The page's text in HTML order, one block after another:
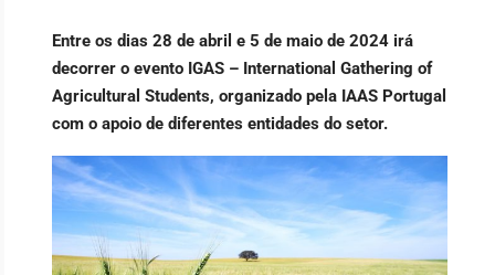
Entre os dias 28 de abril e 5 de maio de 2024 irá
decorrer o evento IGAS – International Gathering of
Agricultural Students, organizado pela IAAS Portugal
com o apoio de diferentes entidades do setor.